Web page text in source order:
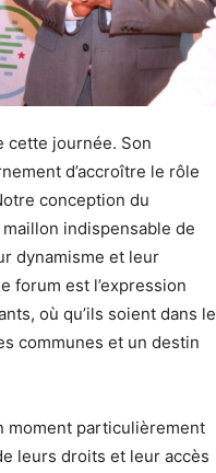
cette journée. Son
d’accroître le rôle
conception du
indispensable de
dynamisme et leur
forum est l’expression
où qu’ils soient dans le
communes et un destin
moment particulièrement
leurs droits et leur accès